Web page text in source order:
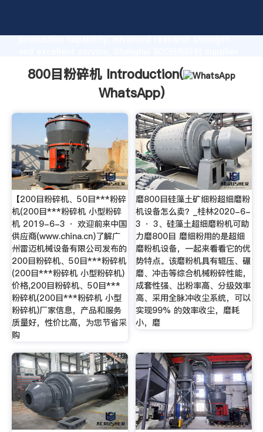
production capability, advanced research strength
800目粉碎机 Introduction(
WhatsApp)
【200目粉碎机、50目***粉碎
机(200目***粉碎机 小型粉碎
机 2019-6-3 · 欢迎前来中国
供应商(www.china.cn)了解广
州雷迈机械设备有限公司发布的
200目粉碎机、50目***粉碎机
(200目***粉碎机 小型粉碎机)
价格,200目粉碎机、50目***
粉碎机(200目***粉碎机 小型
粉碎机)厂家信息，产品和服务
质量好，性价比高，为您节省采
购
磨800目硅藻土矿细粉超细磨粉
机设备怎么卖？_桂林2020-6-
3 · 3、硅藻土超细磨粉机可助
力磨800目 磨细粉用的是超细
磨粉机设备，一起来看看它的优
势特点。该磨粉机具有辊压、碾
磨、冲击等综合机械粉碎性能，
成套性强、出粉率高、分级效率
高、采用全脉冲收尘系统，可以
实现99% 的效率收尘，磨耗
小，磨